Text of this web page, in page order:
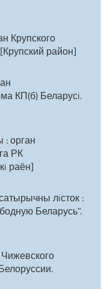
Крупского
район]
КП(б) Беларусi.
орган
РК
раён]
лiсток :
Беларусь".